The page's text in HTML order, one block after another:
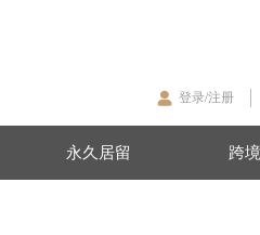
登录/注册
永久居留 跨